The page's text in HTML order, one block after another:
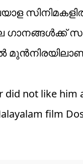
did not like
film